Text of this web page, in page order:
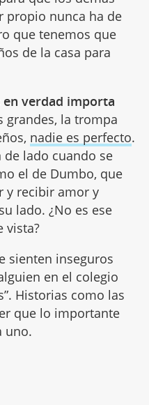
propio nunca ha de
que tenemos que
de la casa para
en verdad importa
grandes, la trompa
nadie es perfecto.
lado cuando se
el de Dumbo, que
y recibir amor y
lado. ¿No es ese
vista?
sienten inseguros
en el colegio
Historias como las
que lo importante
uno.